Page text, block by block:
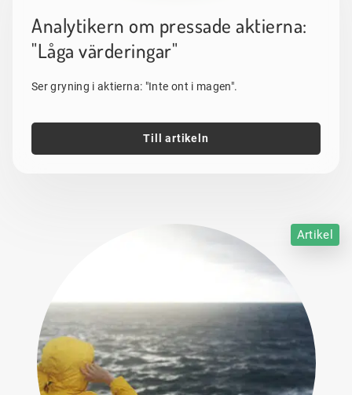
Analytikern om pressade aktierna:
"Låga värderingar"
Ser gryning i aktierna: "Inte ont i magen".
Till artikeln
Artikel